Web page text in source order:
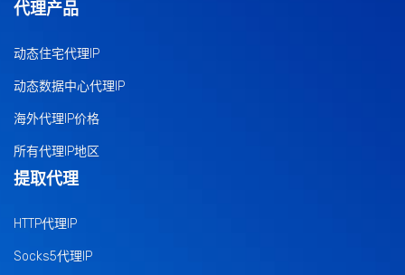
代理产品
动态住宅代理IP
动态数据中心代理IP
海外代理IP价格
所有代理IP地区
提取代理
HTTP代理IP
Socks5代理IP